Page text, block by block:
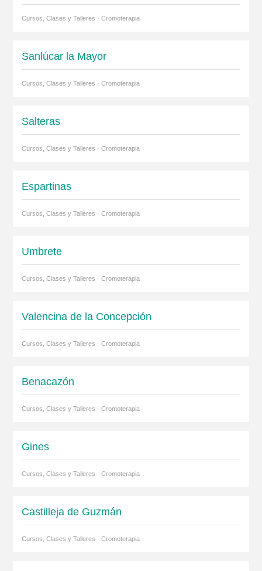
Cursos, Clases y Talleres · Cromoterapia
Sanlúcar la Mayor
Cursos, Clases y Talleres · Cromoterapia
Salteras
Cursos, Clases y Talleres · Cromoterapia
Espartinas
Cursos, Clases y Talleres · Cromoterapia
Umbrete
Cursos, Clases y Talleres · Cromoterapia
Valencina de la Concepción
Cursos, Clases y Talleres · Cromoterapia
Benacazón
Cursos, Clases y Talleres · Cromoterapia
Gines
Cursos, Clases y Talleres · Cromoterapia
Castilleja de Guzmán
Cursos, Clases y Talleres · Cromoterapia